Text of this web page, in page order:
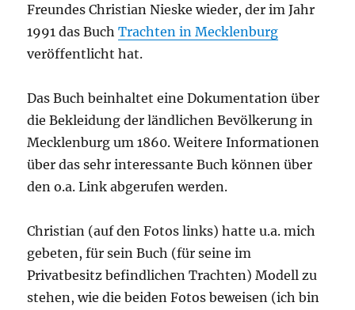
Freundes Christian Nieske wieder, der im Jahr
1991 das BuchTrachten in Mecklenburg
veröffentlicht hat.
Das Buch beinhaltet eine Dokumentation über
die Bekleidung der ländlichen Bevölkerung in
Mecklenburg um 1860. Weitere Informationen
über das sehr interessante Buch können über
den o.a. Link abgerufen werden.
Christian (auf den Fotos links) hatte u.a. mich
gebeten, für sein Buch (für seine im
Privatbesitz befindlichen Trachten) Modell zu
stehen, wie die beiden Fotos beweisen (ich bin